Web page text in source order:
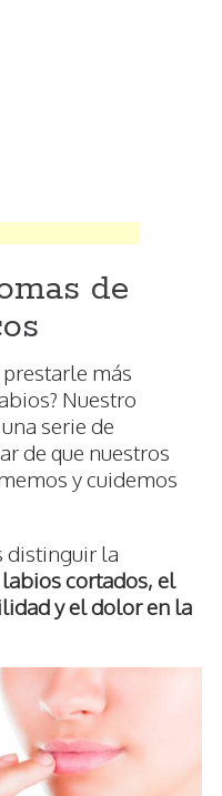
de
prestarle más
Nuestro
serie de
de que nuestros
y cuidemos
distinguir la
cortados, el
y el dolor en la